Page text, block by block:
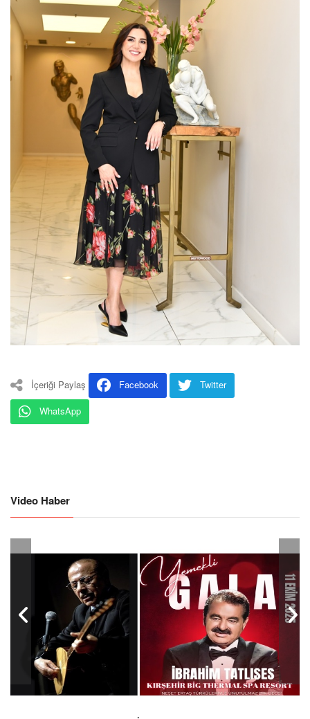
İçeriği Paylaş Facebook
Twitter
WhatsApp
Video Haber